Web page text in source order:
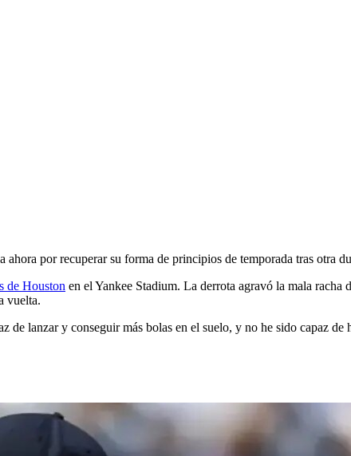
por recuperar su forma de principios de temporada tras otra
de Houston en el Yankee Stadium. La derrota agravó la mala racha
vuelta.
lanzar y conseguir más bolas en el suelo, y no he sido capaz de